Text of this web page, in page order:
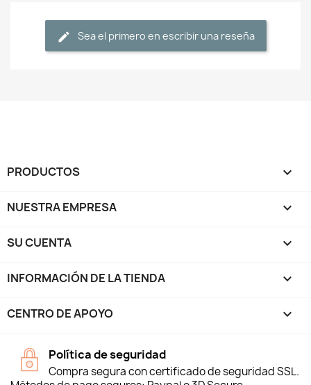
Sea el primero en escribir una reseña
PRODUCTOS 
NUESTRA EMPRESA 
SU CUENTA 
INFORMACIÓN DE LA TIENDA keyboard_arrow_down
CENTRO DE APOYO 
Política de seguridad
Compra segura con certificado de seguridad SSL.